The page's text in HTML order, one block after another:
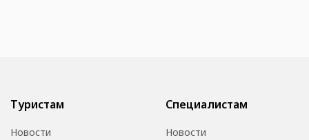
Туристам
Новости
Специалистам
Новости